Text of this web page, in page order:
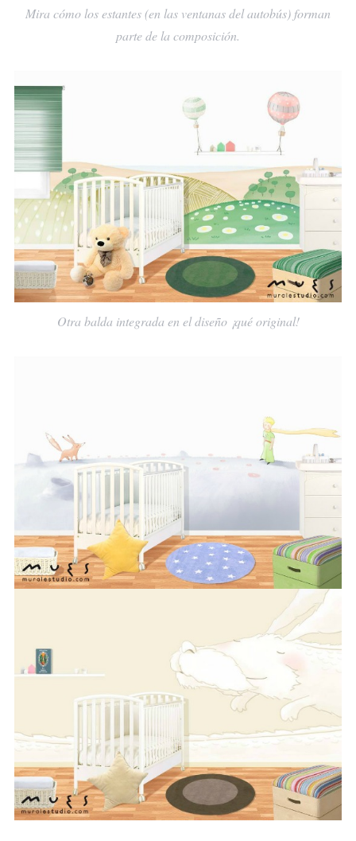
Mira cómo los estantes (en las ventanas del autobús) forman
parte de la composición.
Otra balda integrada en el diseño ¡qué original!